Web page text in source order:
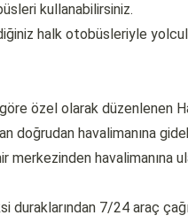
kullanabilirsiniz.
halk otobüsleriyle
özel olarak düzenlenen
doğrudan havalimanına
merkezinden havalimanına
duraklarından 7/24 araç